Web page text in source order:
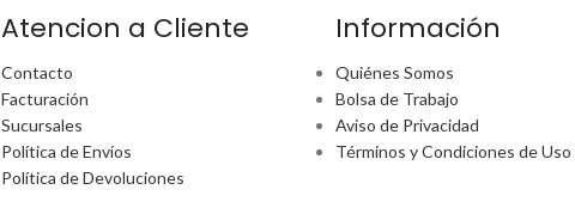
Atencion a Cliente
Contacto
Facturación
Sucursales
Política de Envíos
Política de Devoluciones
Información
Quiénes Somos
Bolsa de Trabajo
Aviso de Privacidad
Términos y Condiciones de Uso